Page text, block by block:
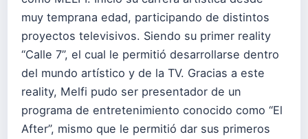
muy temprana edad, participando de distintos
proyectos televisivos. Siendo su primer reality
“Calle 7”, el cual le permitió desarrollarse dentro
del mundo artístico y de la TV. Gracias a este
reality, Melfi pudo ser presentador de un
programa de entretenimiento conocido como “El
After”, mismo que le permitió dar sus primeros